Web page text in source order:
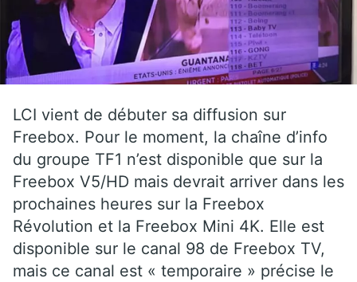
LCI vient de débuter sa diffusion sur
Freebox. Pour le moment, la chaîne d’info
du groupe TF1 n’est disponible que sur la
Freebox V5/HD mais devrait arriver dans les
prochaines heures sur la Freebox
Révolution et la Freebox Mini 4K. Elle est
disponible sur le canal 98 de Freebox TV,
mais ce canal est « temporaire » précise le